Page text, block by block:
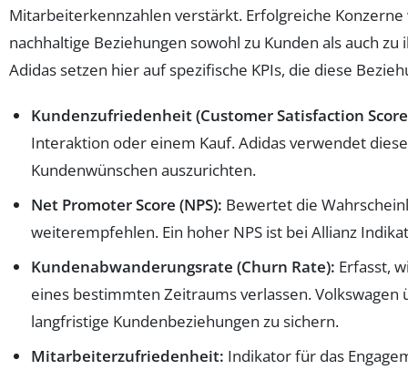
Mitarbeiterkennzahlen verstärkt. Erfolgreiche
nachhaltige Beziehungen sowohl zu Kunden als auch
Adidas setzen hier auf spezifische KPIs, die diese
Kundenzufriedenheit (Customer Satisfaction Score
Interaktion oder einem Kauf. Adidas verwendet
Kundenwünschen auszurichten.
Net Promoter Score (NPS): Bewertet die
weiterempfehlen. Ein hoher NPS ist bei Allianz
Kundenabwanderungsrate (Churn Rate): Erfasst,
eines bestimmten Zeitraums verlassen.
langfristige Kundenbeziehungen zu sichern.
Mitarbeiterzufriedenheit: Indikator für das